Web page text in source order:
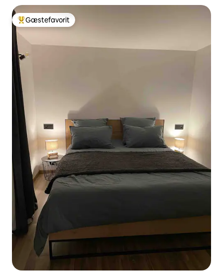
Bedste gæstefavorit
Gæstefavorit